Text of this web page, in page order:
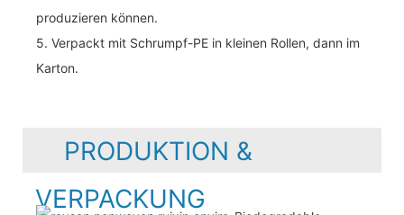
produzieren können.
5. Verpackt mit Schrumpf-PE in kleinen Rollen, dann im
Karton.
PRODUKTION &
VERPACKUNG